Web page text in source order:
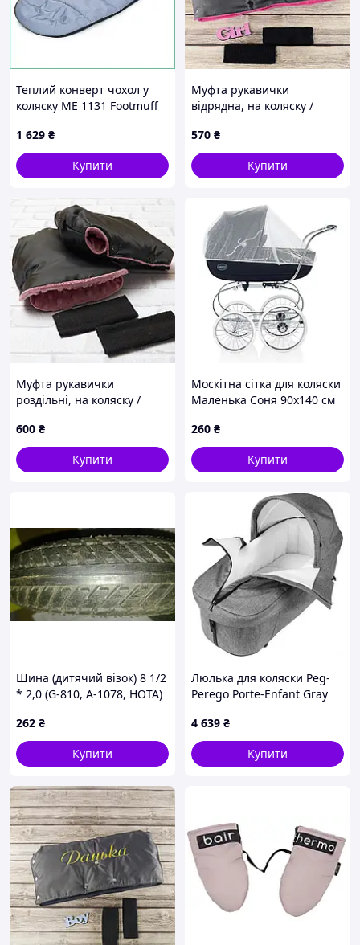
Теплий конверт чохол у
коляску ME 1131 Footmuff
водонепроникний
універсальний з сумкою
1 629 ₴
Купити
Муфта рукавички
відрядна, на коляску /
фліс, іменна Ілонка (колір -
сірий) Код/Артикул 100117
570 ₴
Купити
Муфта рукавички
роздільні, на коляску /
рук, розовий плюш (колір -
чорний) Код/Артикул
100177
600 ₴
Купити
Москітна сітка для коляски
Маленька Соня 90х140 см
260 ₴
Купити
Шина (дитячий візок) 8 1/2
* 2,0 (G-810, A-1078, HOTA)
262 ₴
Купити
Люлька для коляски Peg-
Perego Porte-Enfant Gray
4 639 ₴
Купити